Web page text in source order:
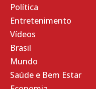
Política
Entretenimento
Vídeos
Brasil
Mundo
Saúde e Bem Estar